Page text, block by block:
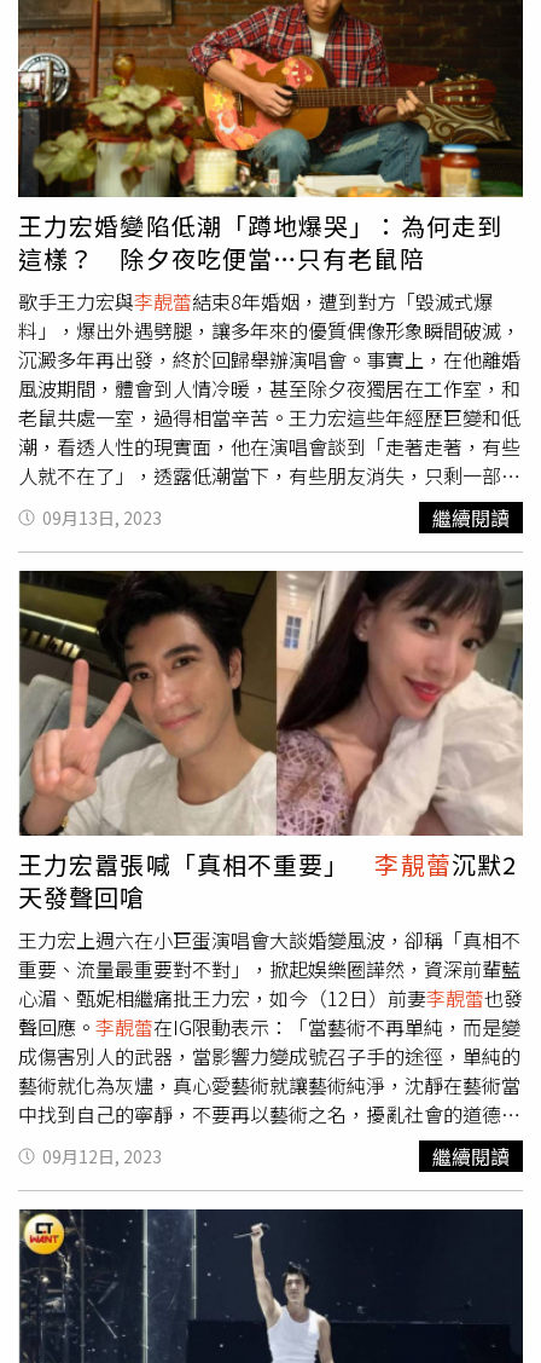
判決准離，並無認定王力宏在離婚事由上有任何過錯，而
靚蕾在訴訟時要求超過千萬美金的主張，皆遭紐約法院駁
回，且駁回主因就是因為李靚蕾在台灣另起訴訟，還特意將
2人的婚姻問題公開訴諸媒體。對此，李靚蕾的律師反駁，
紐約法院認定王力宏有過錯，須賠償李靜蕾因他的過錯而產
生的律師費用；李靚蕾也沒有在訴訟中另外要求超過千萬美
金的巨額款項，王力宏的說法顯然是公然說謊。
要，真話也沒有那麼juice啊，也…也沒有那麼地重口味啊，
但是…好啦好啦我知道真相不重要啊，流量最重要對不
對？」而台下也給回應，喊「對」。王力宏直言，「我終於
明白了！人生，是一個競技場，你永遠不會知道，前面撲出
來的會是什麼，但是鬥士，沒有選擇的權利，是你們給我勇
氣，我會為了我愛的音樂，為了愛我的人，繼續奮鬥，繼續
搏鬥，哪怕這是一個人獨自的戰役，我們重新開始吧！」對
此，前輩藍心湄動怒，「不要再胡說八道，因為你也不知道
自己在講什麼，再說一些有的沒的，我就跳上台去打他。」
甄妮也在臉書開嗆，「是人來瘋？還是吃錯藥？觀眾席裡一
片『燦星』各各有頭有臉有名號，如此誑語，大家還爭相呼
應，那我們這些日日為『追求真相』而奔波的人，到底是什
麼玩意兒？這些話還是出自高學歷的嘴裡，真是不知所
謂。」針對這番風波，寬魚國際解釋，王力宏其實是自嘲自
己，當事人甚至不知道自己有發生過被傳的事，他所說的
「好啦好啦，我知道啦」，語氣中充滿無奈，是以疑問的口
吻，感慨婚變當時突然爆出種種流言蜚語，無憑無據卻傳得
沸沸揚揚，好像流言就是真相。
王力宏婚變陷低潮「蹲地爆哭」：為何走到
這樣？ 除夕夜吃便當…只有老鼠陪
歌手王力宏與李靚蕾結束8年婚姻，遭到對方「毀滅式爆
料」，爆出外遇劈腿，讓多年來的優質偶像形象瞬間破滅，
沉澱多年再出發，終於回歸舉辦演唱會。事實上，在他離婚
風波期間，體會到人情冷暖，甚至除夕夜獨居在工作室，和
老鼠共處一室，過得相當辛苦。王力宏這些年經歷巨變和低
潮，看透人性的現實面，他在演唱會談到「走著走著，有些
人就不在了」，透露低潮當下，有些朋友消失，只剩一部份
的朋友天天關心他，讓他感受到雪中送炭的溫暖。據《鏡週
刊》報導，王力宏去年除夕夜在工作室吃便當，因為外頭有
媒體，必須拉上窗簾避免曝光，一個人在工作室獨居，和老
鼠共同生活，加上不能外出，每天只能繞圈圈運動，「那時
候真的很心酸」。王力宏當時心情沮喪，整個人受到挫折，
曾一度蹲在地上落淚，感嘆「為何一定要走到這樣？」晚上
睡覺常常半夜醒來，發現床單都是眼淚，無奈表示：「我以
為只是做惡夢，當越來越清醒後，才發現這一切經歷不是
夢，而是真的發生的事」。
09月13日, 2023 繼續閱讀
王力宏囂張喊「真相不重要」李靚蕾沉默2
天發聲回嗆
王力宏上週六在小巨蛋演唱會大談婚變風波，卻稱「真相不
重要、流量最重要對不對」，掀起娛樂圈譁然，資深前輩藍
心湄、甄妮相繼痛批王力宏，如今（12日）前妻李靚蕾也發
聲回應。 李靚蕾在IG限動表示：「當藝術不再單純，而是變
成傷害別人的武器，當影響力變成號召子手的途徑，單純的
藝術就化為灰燼，真心愛藝術就讓藝術純淨，沈靜在藝術當
中找到自己的寧靜，不要再以藝術之名，擾亂社會的道德秩
序。能力越大責任越大，社會責任永遠都在藝術之上」。
（圖∕翻攝自李靚蕾
09月12日, 2023 繼續閱讀